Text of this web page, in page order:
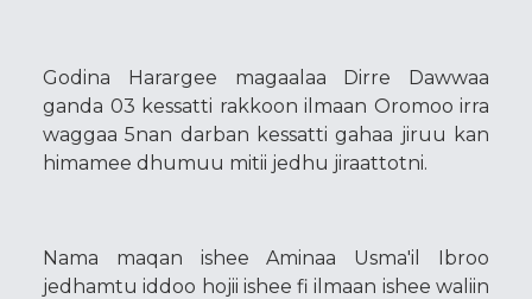
Godina Harargee magaalaa Dirre Dawwaa
ganda 03 kessatti rakkoon ilmaan Oromoo irra
waggaa 5nan darban kessatti gahaa jiruu kan
himamee dhumuu mitii jedhu jiraattotni.
Nama maqan ishee Aminaa Usma'il Ibroo
jedhamtu iddoo hojii ishee fi ilmaan ishee waliin